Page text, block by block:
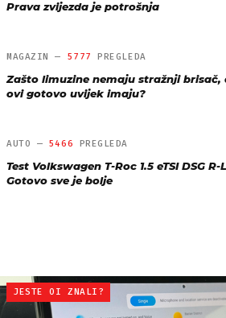
Prava zvijezda je potrošnja
MAGAZIN — 5777 PREGLEDA
Zašto limuzine nemaju stražnji brisač,
ovi gotovo uvijek imaju?
AUTO — 5466 PREGLEDA
Test Volkswagen T-Roc 1.5 eTSI DSG R-
Gotovo sve je bolje
JESTE OI ZNALI?